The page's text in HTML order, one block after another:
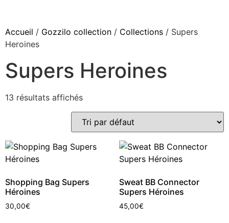
Accueil / Gozzilo collection / Collections / Supers
Heroines
Supers Heroines
13 résultats affichés
Shopping Bag Supers
Héroines
30,00€
Sweat BB Connector
Supers Héroines
45,00€